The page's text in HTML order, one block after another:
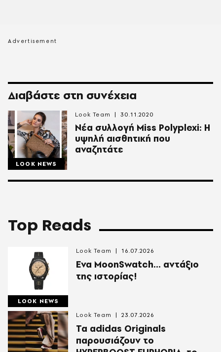
Διαβάστε στη συνέχεια
LOOK NEWS
Νέα συλλογή Miss Polyplexi: Η
υψηλή αισθητική που
αναζητάτε
Look Team 30.11.2020
Top Reads
LOOK NEWS
Ενα MoonSwatch... αντάξιο
της ιστορίας!
Look Team 16.07.2026
Τα adidas Originals
παρουσιάζουν το
Look Team 23.07.2026